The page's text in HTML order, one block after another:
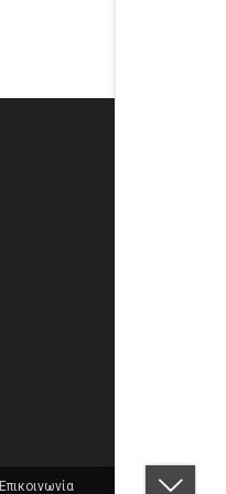
Επικοινωνία